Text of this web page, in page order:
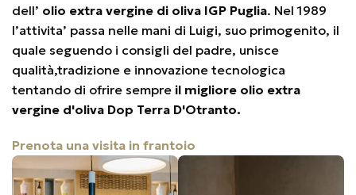
dell’ olio extra vergine di oliva IGP Puglia. Nel 1989
l’attivita’ passa nelle mani di Luigi, suo primogenito, il
quale seguendo i consigli del padre, unisce
qualità,tradizione e innovazione tecnologica
tentando di ofrire sempre il migliore olio extra
vergine d'oliva Dop Terra D'Otranto.
Prenota una visita in frantoio